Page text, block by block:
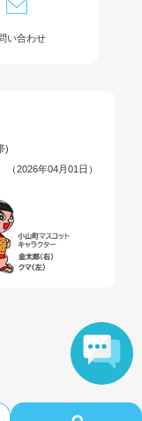
い合わせ
)
（2026年04月01日）